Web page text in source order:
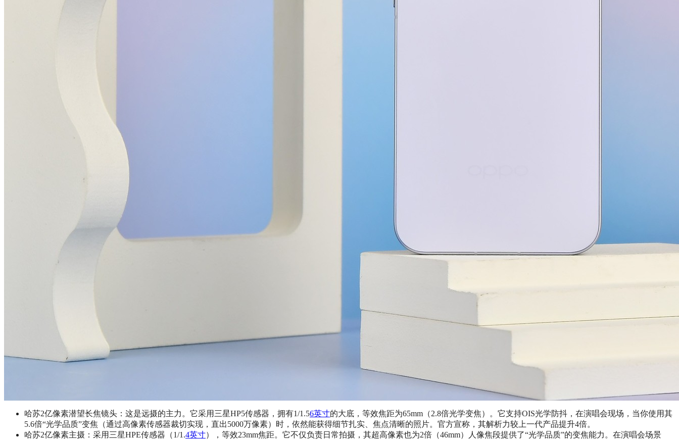
哈苏2亿像素潜望长焦镜头：这是远摄的主力。它采用三星HP5传感器，拥有1/1.56英寸的大底，等效焦距为65mm（2.8倍光学变焦）。它支持OIS光学防抖，在演唱会现场，当你使用其
5.6倍“光学品质”变焦（通过高像素传感器裁切实现，直出5000万像素）时，依然能获得细节扎实、焦点清晰的照片。官方宣称，其解析力较上一代产品提升4倍。
哈苏2亿像素主摄：采用三星HPE传感器（1/1.4英寸），等效23mm焦距。它不仅负责日常拍摄，其超高像素也为2倍（46mm）人像焦段提供了“光学品质”的变焦能力。在演唱会场景